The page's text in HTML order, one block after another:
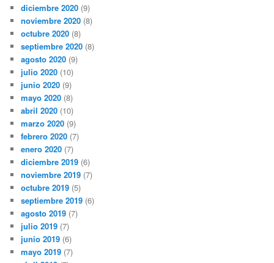
diciembre 2020 (9)
noviembre 2020 (8)
octubre 2020 (8)
septiembre 2020 (8)
agosto 2020 (9)
julio 2020 (10)
junio 2020 (9)
mayo 2020 (8)
abril 2020 (10)
marzo 2020 (9)
febrero 2020 (7)
enero 2020 (7)
diciembre 2019 (6)
noviembre 2019 (7)
octubre 2019 (5)
septiembre 2019 (6)
agosto 2019 (7)
julio 2019 (7)
junio 2019 (6)
mayo 2019 (7)